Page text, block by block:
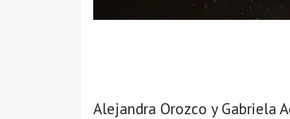
Alejandra Orozco y Gabriela